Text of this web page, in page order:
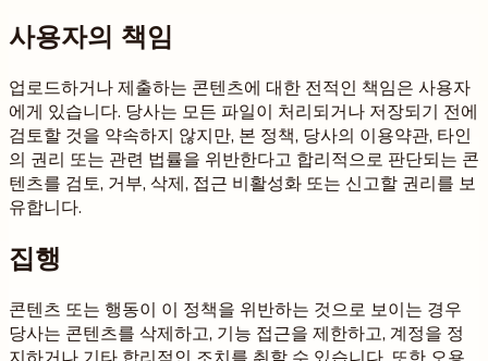
사용자의 책임
업로드하거나 제출하는 콘텐츠에 대한 전적인 책임은 사용자
에게 있습니다. 당사는 모든 파일이 처리되거나 저장되기 전에
검토할 것을 약속하지 않지만, 본 정책, 당사의 이용약관, 타인
의 권리 또는 관련 법률을 위반한다고 합리적으로 판단되는 콘
텐츠를 검토, 거부, 삭제, 접근 비활성화 또는 신고할 권리를 보
유합니다.
집행
콘텐츠 또는 행동이 이 정책을 위반하는 것으로 보이는 경우
당사는 콘텐츠를 삭제하고, 기능 접근을 제한하고, 계정을 정